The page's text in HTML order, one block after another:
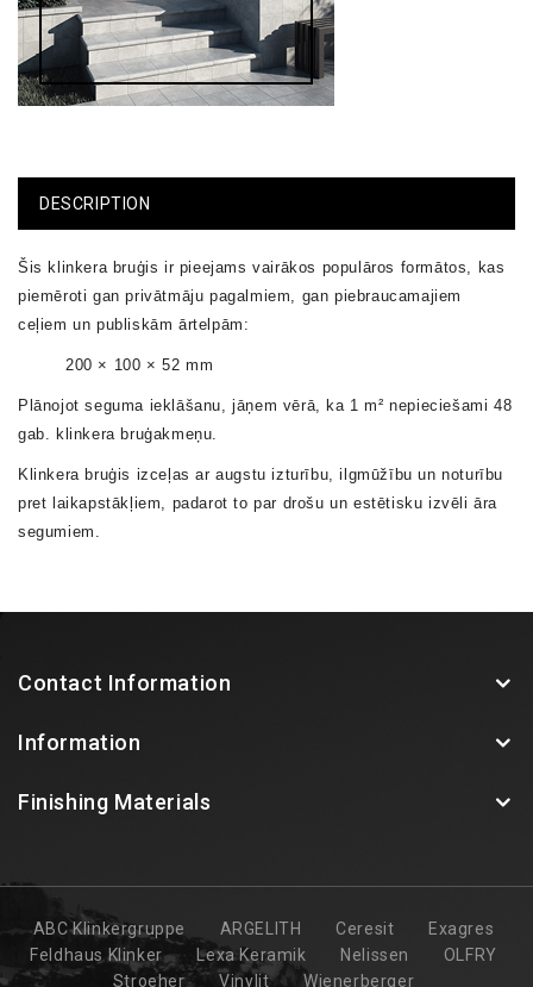
DESCRIPTION
Šis klinkera bruģis ir pieejams vairākos populāros formātos, kas
piemēroti gan privātmāju pagalmiem, gan piebraucamajiem
ceļiem un publiskām ārtelpām:
200 × 100 × 52 mm
Plānojot seguma ieklāšanu, jāņem vērā, ka 1 m² nepieciešami 48
gab. klinkera bruģakmeņu.
Klinkera bruģis izceļas ar augstu izturību, ilgmūžību un noturību
pret laikapstākļiem, padarot to par drošu un estētisku izvēli āra
segumiem.
Contact Information
Information
Finishing Materials
ABC Klinkergruppe ARGELITH Ceresit
Exagres
Feldhaus Klinker
Lexa Keramik Nelissen
OLFRY
Stroeher
Vinylit Wienerberger